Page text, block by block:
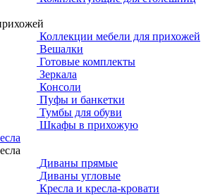
Коллекции мебели для прихожей
Вешалки
Готовые комплекты
Зеркала
Консоли
Пуфы и банкетки
Тумбы для обуви
Шкафы в прихожую
Диваны прямые
Диваны угловые
Кресла и кресла-кровати